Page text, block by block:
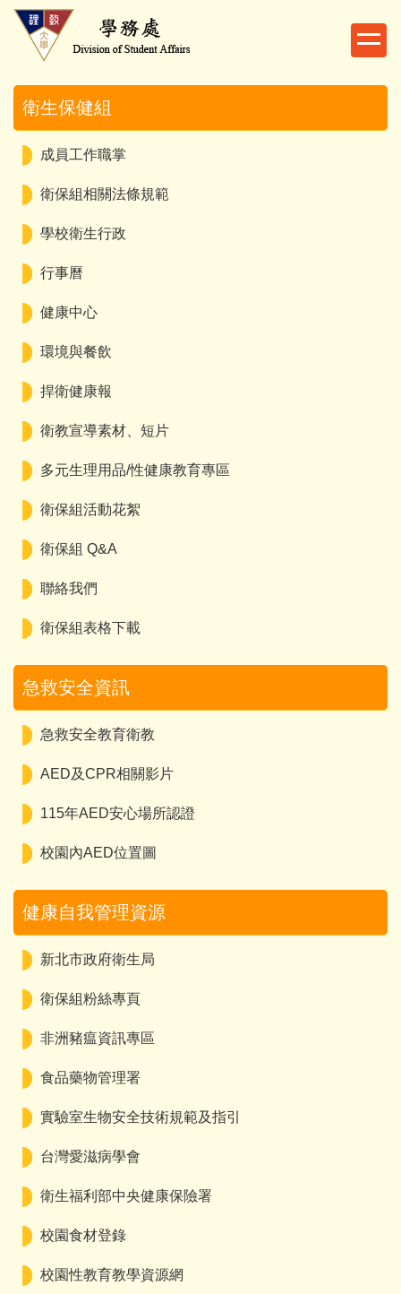
跳
衛生保健組
成員工作職掌
衛保組相關法條規範
學校衛生行政
行事曆
健康中心
環境與餐飲
捍衛健康報
衛教宣導素材、短片
多元生理用品/性健康教育專區
衛保組活動花絮
衛保組 Q&A
聯絡我們
衛保組表格下載
急救安全資訊
急救安全教育衛教
AED及CPR相關影片
115年AED安心場所認證
校園內AED位置圖
健康自我管理資源
新北市政府衛生局
衛保組粉絲專頁
非洲豬瘟資訊專區
食品藥物管理署
實驗室生物安全技術規範及指引
台灣愛滋病學會
衛生福利部中央健康保險署
校園食材登錄
校園性教育教學資源網